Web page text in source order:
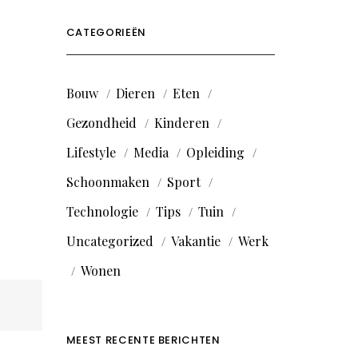
CATEGORIEËN
Bouw Dieren
Eten
Gezondheid
Kinderen
Lifestyle
Media
Opleiding
Schoonmaken
Sport
Technologie
Tips
Tuin
Uncategorized
Vakantie
Werk
Wonen
MEEST RECENTE BERICHTEN